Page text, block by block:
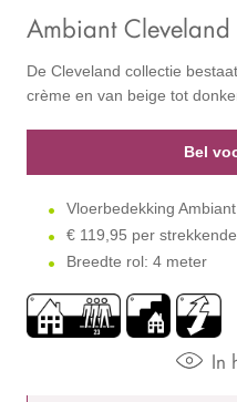
Ambiant Cleveland
De Cleveland collectie
crème en van beige tot
Bel
Vloerbedekking
€ 119,95 per
Breedte rol: 4 meter
In